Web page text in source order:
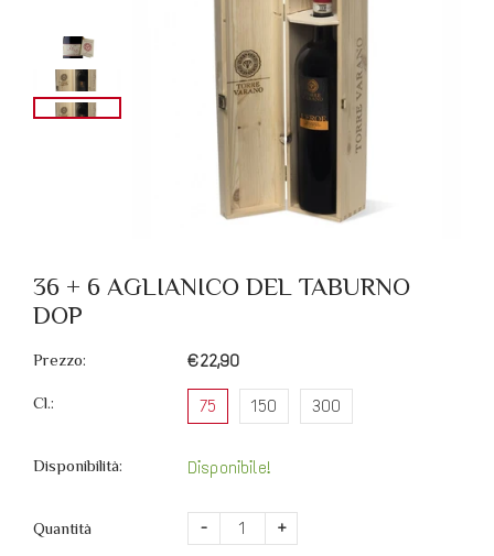
36 + 6 AGLIANICO DEL TABURNO
DOP
Prezzo: €22,90
Cl.: 75 150 300
Disponibilità: Disponibile!
Quantità - +